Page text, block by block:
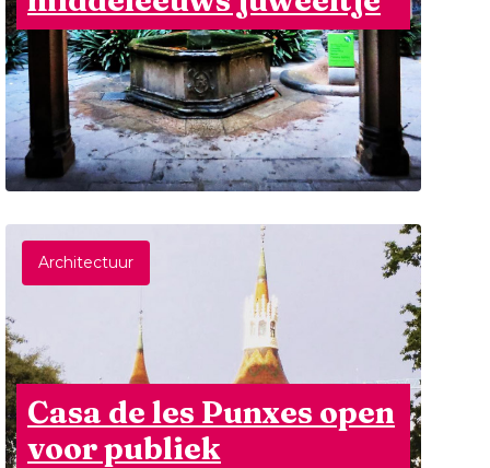
Architectuur
Casa de les Punxes open
voor publiek